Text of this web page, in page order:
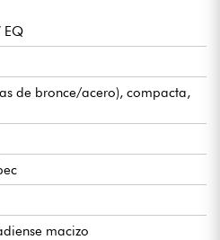
EQ
de bronce/acero), compacta,
macizo